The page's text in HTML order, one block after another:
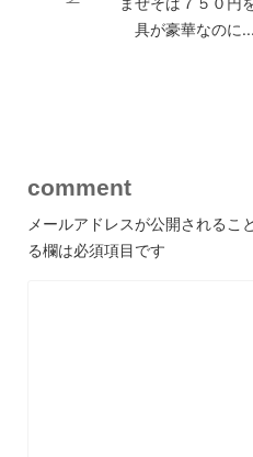
具が豪華なのに...
comment
メールアドレスが公開されるこ
る欄は必須項目です